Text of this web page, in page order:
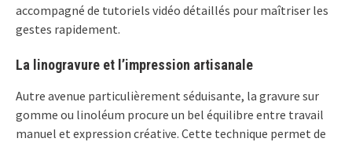
accompagné de tutoriels vidéo détaillés pour maîtriser les
gestes rapidement.
La linogravure et l’impression artisanale
Autre avenue particulièrement séduisante, la gravure sur
gomme ou linoléum procure un bel équilibre entre travail
manuel et expression créative. Cette technique permet de